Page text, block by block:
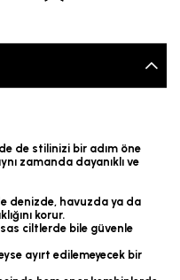
de stilinizi bir adım öne
zamanda dayanıklı ve
denizde, havuzda ya da
korur.
ciltlerde bile güvenle
ayırt edilemeyecek bir